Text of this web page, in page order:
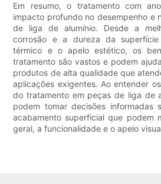
Em resumo, o tratamento com
impacto profundo no desempenho e
de liga de alumínio. Desde a
corrosão e a dureza da
térmico e o apelo estético, os
tratamento são vastos e podem
produtos de alta qualidade que
aplicações exigentes. Ao entender
do tratamento em peças de liga de
podem tomar decisões informadas
acabamento superficial que podem
geral, a funcionalidade e o apelo